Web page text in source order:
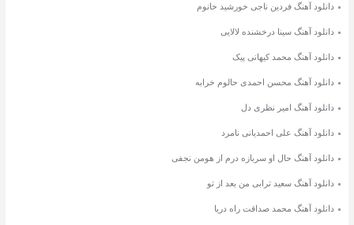
دانلود آهنگ فردین ناجی خورشید خانوم
دانلود آهنگ سینا درخشنده لالایی
دانلود آهنگ محمد کیهانی پیک
دانلود آهنگ محسن احمدی حالوم خرابه
دانلود آهنگ امیر نظری دل
دانلود آهنگ علی احمدیانی نامرد
دانلود آهنگ حال او سربازه درم از هومن نجفی
دانلود آهنگ سعید ترابی من بعد از تو
دانلود آهنگ محمد صداقت راه دریا